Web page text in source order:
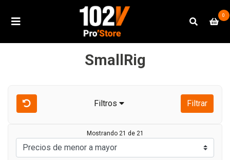
0
SmallRig
Filtros Filtrar
Mostrando 21 de 21